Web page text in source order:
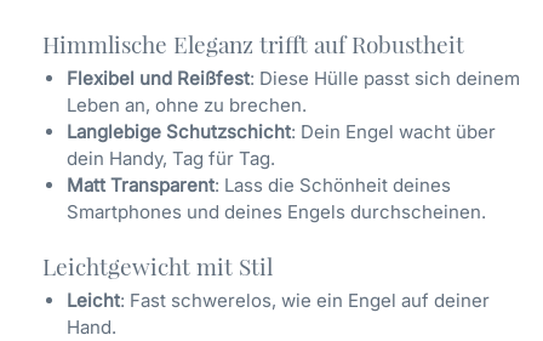
Himmlische Eleganz trifft auf Robustheit
Flexibel und Reißfest: Diese Hülle passt sich deinem
Leben an, ohne zu brechen.
Langlebige Schutzschicht: Dein Engel wacht über
dein Handy, Tag für Tag.
Matt Transparent: Lass die Schönheit deines
Smartphones und deines Engels durchscheinen.
Leichtgewicht mit Stil
Leicht: Fast schwerelos, wie ein Engel auf deiner
Hand.